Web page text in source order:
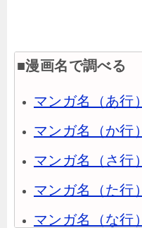
■漫画名で調べる
マンガ名（あ行）
マンガ名（か行）
マンガ名（さ行）
マンガ名（た行）
マンガ名（な行）